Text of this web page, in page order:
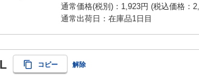
通常価格(税別)： 1,923円 (税込価格：
通常出荷日：在庫品1日目
コピー 解除